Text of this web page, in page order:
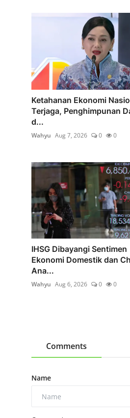
Ketahanan Ekonomi
Terjaga, Penghimpunan
d...
Wahyu Aug 7, 2026 0 0
IHSG Dibayangi Sentimen
Ekonomi Domestik dan
Ana...
Wahyu Aug 6, 2026 0 0
Comments
Name